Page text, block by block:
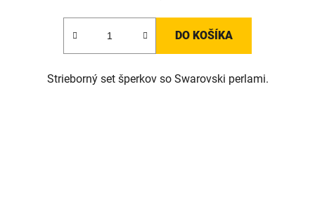
DO KOŠÍKA
Strieborný set šperkov so Swarovski perlami.